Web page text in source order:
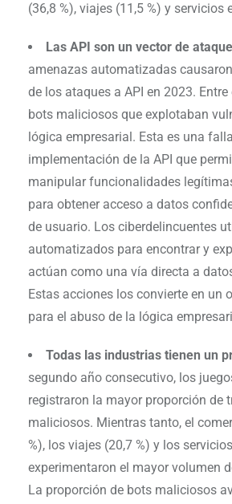
(36,8 %), viajes (11,5 %) y servicios
Las API son un vector de
amenazas automatizadas
de los ataques a API en 2023.
bots maliciosos que explotaban
lógica empresarial. Esta es una
implementación de la API que
manipular funcionalidades
para obtener acceso a datos
de usuario. Los ciberdelincuentes
automatizados para encontrar y
actúan como una vía directa a
Estas acciones los convierte en un
para el abuso de la lógica
Todas las industrias tienen un
segundo año consecutivo, los
registraron la mayor proporción de
maliciosos. Mientras tanto, el
%), los viajes (20,7 %) y los
experimentaron el mayor volumen
La proporción de bots maliciosos